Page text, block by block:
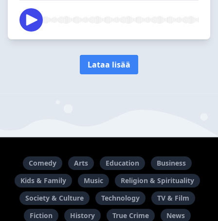
Lataa lisää
Comedy Arts Education
Business
Kids & Family
Music
Religion & Spirituality
Society & Culture
Technology
TV & Film
Fiction
History True Crime News